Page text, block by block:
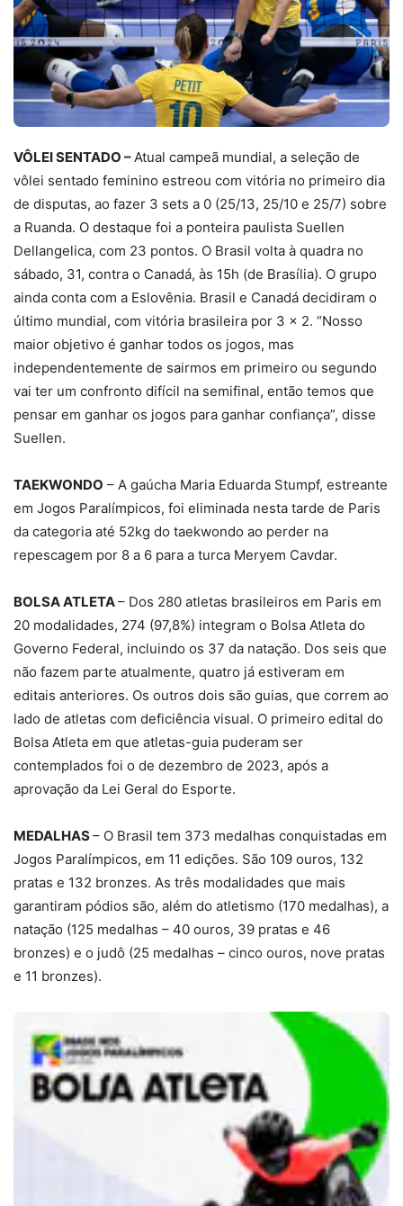
VÔLEI SENTADO –Atual campeã mundial, a seleção de
vôlei sentado feminino estreou com vitória no primeiro dia
de disputas, ao fazer 3 sets a 0 (25/13, 25/10 e 25/7) sobre
a Ruanda. O destaque foi a ponteira paulista Suellen
Dellangelica, com 23 pontos. O Brasil volta à quadra no
sábado, 31, contra o Canadá, às 15h (de Brasília). O grupo
ainda conta com a Eslovênia. Brasil e Canadá decidiram o
último mundial, com vitória brasileira por 3 x 2. “Nosso
maior objetivo é ganhar todos os jogos, mas
independentemente de sairmos em primeiro ou segundo
vai ter um confronto difícil na semifinal, então temos que
pensar em ganhar os jogos para ganhar confiança”, disse
Suellen.
TAEKWONDO – A gaúcha Maria Eduarda Stumpf, estreante
em Jogos Paralímpicos, foi eliminada nesta tarde de Paris
da categoria até 52kg do taekwondo ao perder na
repescagem por 8 a 6 para a turca Meryem Cavdar.
BOLSA ATLETA– Dos 280 atletas brasileiros em Paris em
20 modalidades, 274 (97,8%) integram o Bolsa Atleta do
Governo Federal, incluindo os 37 da natação. Dos seis que
não fazem parte atualmente, quatro já estiveram em
editais anteriores. Os outros dois são guias, que correm ao
lado de atletas com deficiência visual. O primeiro edital do
Bolsa Atleta em que atletas-guia puderam ser
contemplados foi o de dezembro de 2023, após a
aprovação da Lei Geral do Esporte.
MEDALHAS– O Brasil tem 373 medalhas conquistadas em
Jogos Paralímpicos, em 11 edições. São 109 ouros, 132
pratas e 132 bronzes. As três modalidades que mais
garantiram pódios são, além do atletismo (170 medalhas), a
natação (125 medalhas – 40 ouros, 39 pratas e 46
bronzes) e o judô (25 medalhas – cinco ouros, nove pratas
e 11 bronzes).